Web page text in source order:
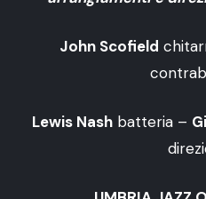
John Scofield
Lewis Nash batteria –